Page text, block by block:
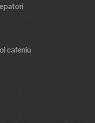
cafeniu